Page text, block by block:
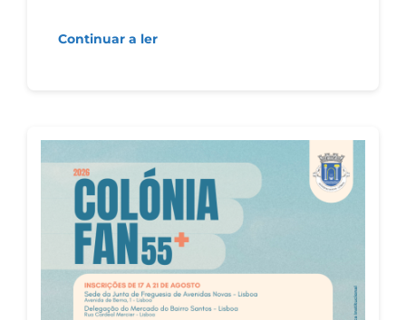
Continuar a ler